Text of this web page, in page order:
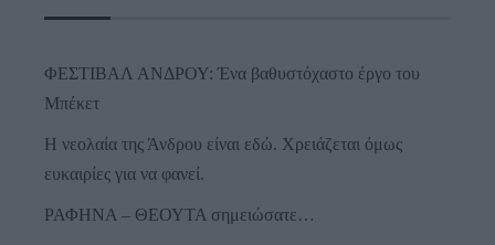
ΦΕΣΤΙΒΑΛ ΑΝΔΡΟΥ: Ένα βαθυστόχαστο έργο του
Μπέκετ
Η νεολαία της Άνδρου είναι εδώ. Χρειάζεται όμως
ευκαιρίες για να φανεί.
ΡΑΦΗΝΑ – ΘΕΟΥΤΑ σημειώσατε…